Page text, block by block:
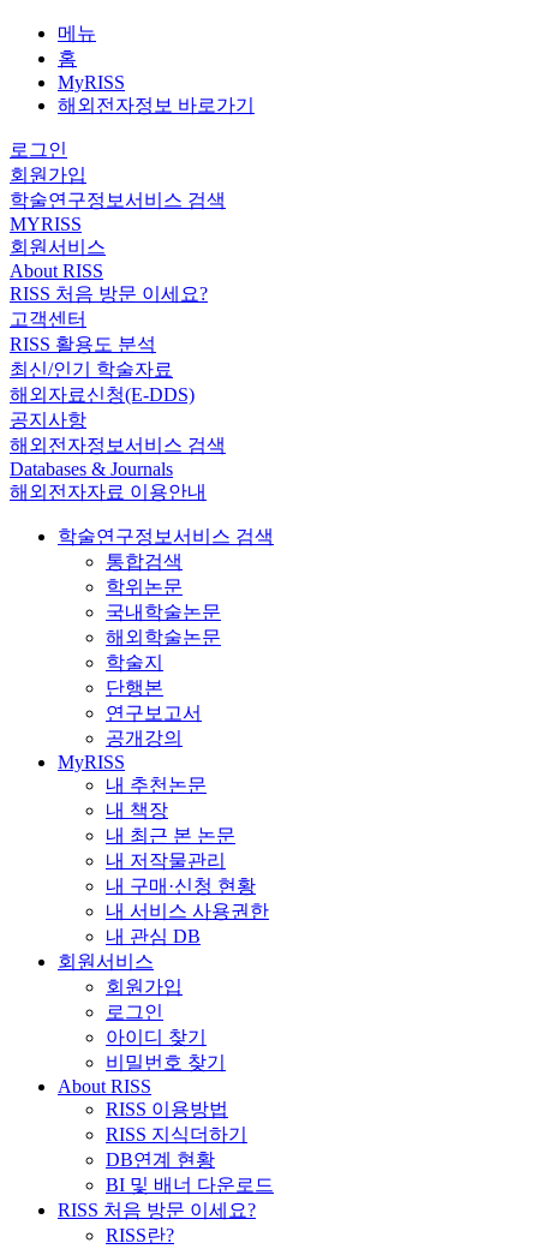
메뉴
홈
MyRISS
해외전자정보 바로가기
로그인
회원가입
학술연구정보서비스 검색
MYRISS
회원서비스
About RISS
RISS 처음 방문 이세요?
고객센터
RISS 활용도 분석
최신/인기 학술자료
해외자료신청(E-DDS)
공지사항
해외전자정보서비스 검색
Databases & Journals
해외전자자료 이용안내
학술연구정보서비스 검색
통합검색
학위논문
국내학술논문
해외학술논문
학술지
단행본
연구보고서
공개강의
MyRISS
내 추천논문
내 책장
내 최근 본 논문
내 저작물관리
내 구매·신청 현황
내 서비스 사용권한
내 관심 DB
회원서비스
회원가입
로그인
아이디 찾기
비밀번호 찾기
About RISS
RISS 이용방법
RISS 지식더하기
DB연계 현황
BI 및 배너 다운로드
RISS 처음 방문 이세요?
RISS란?